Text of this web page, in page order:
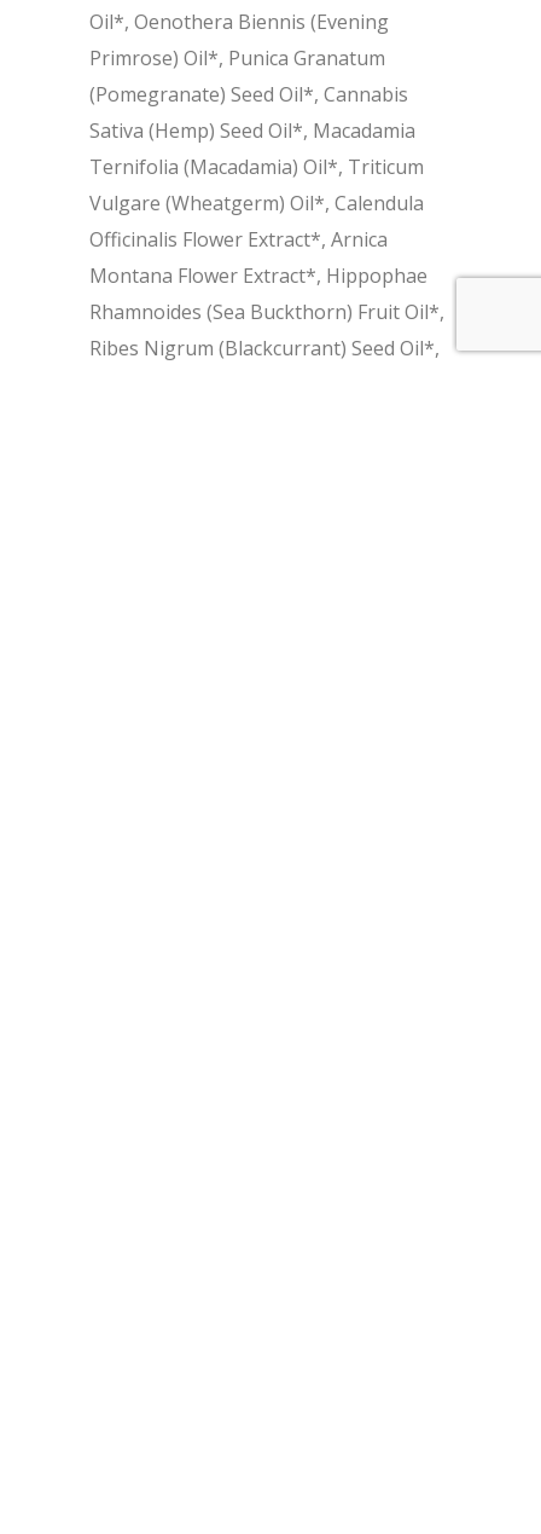
Oil*, Oenothera Biennis (Evening
Primrose) Oil*, Punica Granatum
(Pomegranate) Seed Oil*, Cannabis
Sativa (Hemp) Seed Oil*, Macadamia
Ternifolia (Macadamia) Oil*, Triticum
Vulgare (Wheatgerm) Oil*, Calendula
Officinalis Flower Extract*, Arnica
Montana Flower Extract*, Hippophae
Rhamnoides (Sea Buckthorn) Fruit Oil*,
Ribes Nigrum (Blackcurrant) Seed Oil*,